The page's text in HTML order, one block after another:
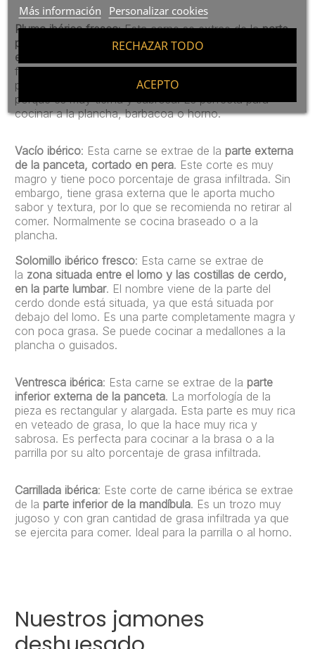
Más información Personalizar cookies
RECHAZAR TODO
ACEPTO
Pluma ibérica fresca: Esta carne se extrae de laparte
posterior de la cinta del lomo del cerdo ibérico, justo
entre las dos paletillas
forma que tiene, que nos puede recordar a la de una
pluma. Es una de las partes más exquisitas del cerdo
porque es muy tierna y sabrosa. Es perfecta para
cocinar a la plancha, barbacoa o horno.
Vacío ibérico: Esta carne se extrae de la parte externa
de la panceta, cortado en pera. Este corte es muy
magro y tiene poco porcentaje de grasa infiltrada. Sin
embargo, tiene grasa externa que le aporta mucho
sabor y textura, por lo que se recomienda no retirar al
comer. Normalmente se cocina braseado o a la
plancha.
Solomillo ibérico fresco: Esta carne se extrae de
la zona situada entre el lomo y las costillas de cerdo,
en la parte lumbar. El nombre viene de la parte del
cerdo donde está situada, ya que está situada por
debajo del lomo. Es una parte completamente magra y
con poca grasa. Se puede cocinar a medallones a la
plancha o guisados.
Ventresca ibérica: Esta carne se extrae de la parte
inferior externa de la panceta. La morfología de la
pieza es rectangular y alargada. Esta parte es muy rica
en veteado de grasa, lo que la hace muy rica y
sabrosa. Es perfecta para cocinar a la brasa o a la
parrilla por su alto porcentaje de grasa infiltrada.
Carrillada ibérica: Este corte de carne ibérica se extrae
de la parte inferior de la mandíbula. Es un trozo muy
jugoso y con gran cantidad de grasa infiltrada ya que
se ejercita para comer. Ideal para la parrilla o al horno.
Nuestros jamones